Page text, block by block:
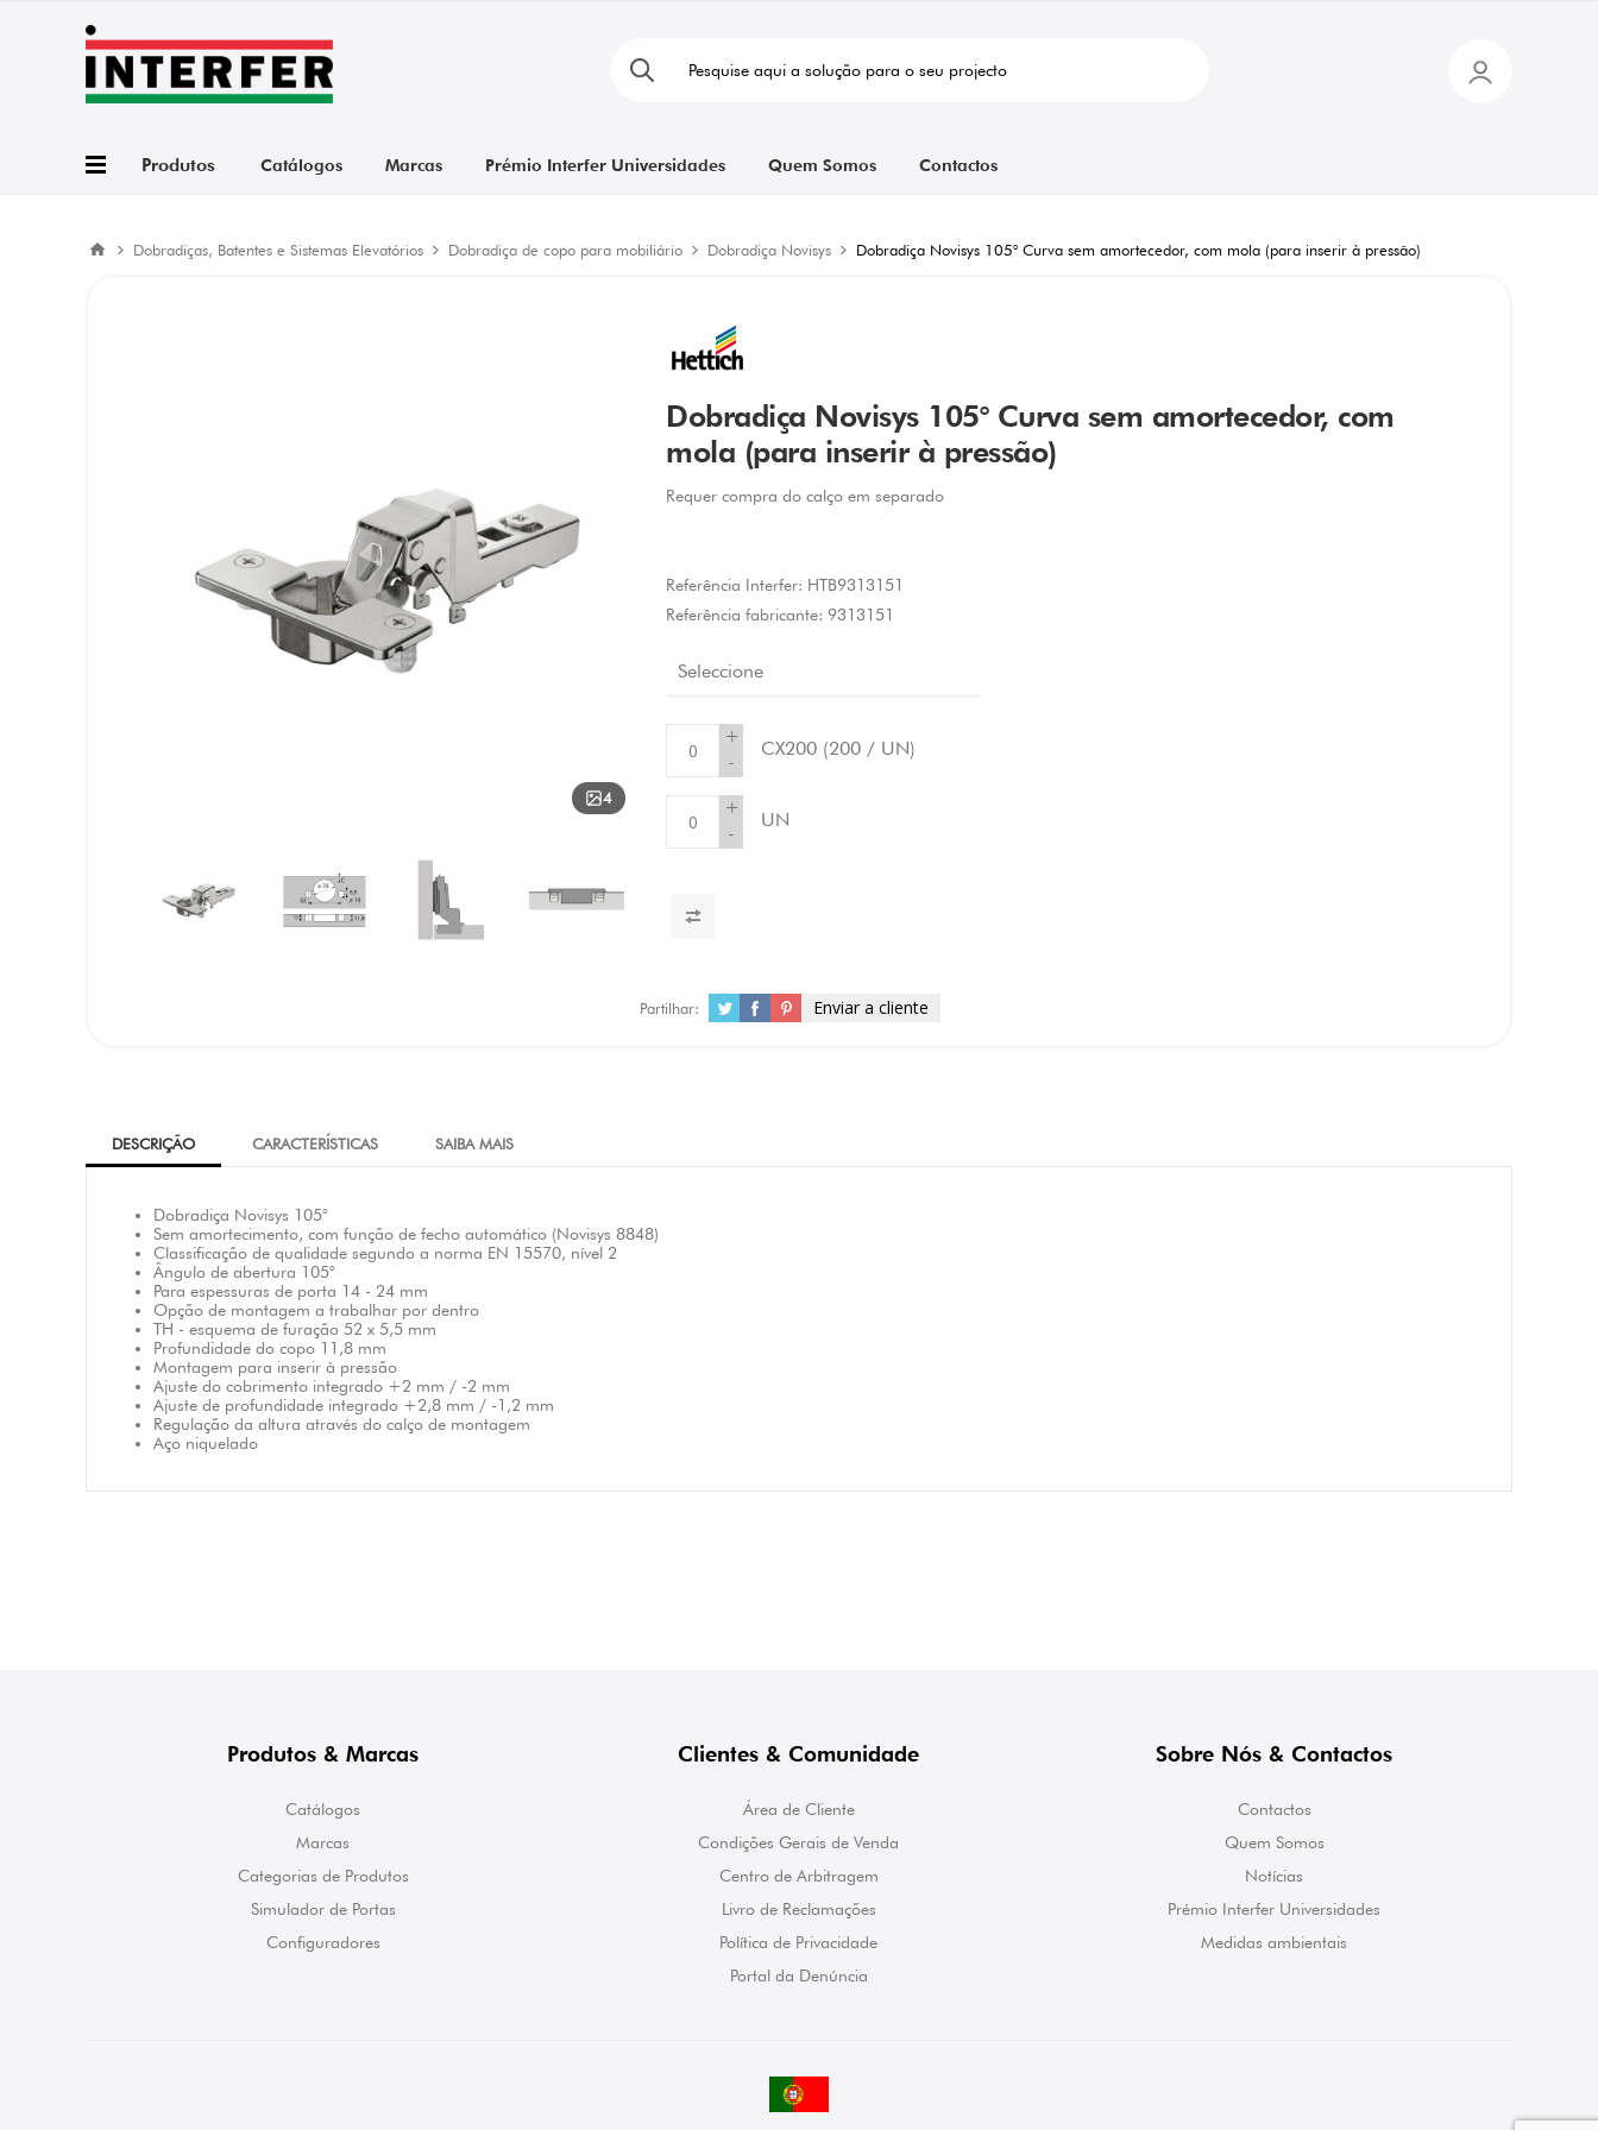
Produtos Catálogos Marcas Prémio Interfer Universidades Quem Somos Contactos
Dobradiças, Batentes e Sistemas Elevatórios Dobradiça de copo para mobiliário Dobradiça Novisys Dobradiça Novisys 105° Curva sem amortecedor, com mola (para inserir à pressão)
4
Dobradiça Novisys 105° Curva sem amortecedor, com
mola (para inserir à pressão)
Requer compra do calço em separado
Referência Interfer: HTB9313151
Referência fabricante: 9313151
Seleccione
+
-
CX200 (200 / UN)
+
-
UN
Partilhar: Enviar a cliente
DESCRIÇÃO CARACTERÍSTICAS SAIBA MAIS
Dobradiça Novisys 105°
Sem amortecimento, com função de fecho automático (Novisys 8848)
Classificação de qualidade segundo a norma EN 15570, nível 2
Ângulo de abertura 105°
Para espessuras de porta 14 - 24 mm
Opção de montagem a trabalhar por dentro
TH - esquema de furação 52 x 5,5 mm
Profundidade do copo 11,8 mm
Montagem para inserir à pressão
Ajuste do cobrimento integrado +2 mm / -2 mm
Ajuste de profundidade integrado +2,8 mm / -1,2 mm
Regulação da altura através do calço de montagem
Aço niquelado
Produtos & Marcas
Catálogos
Marcas
Categorias de Produtos
Simulador de Portas
Configuradores
Clientes & Comunidade
Área de Cliente
Condições Gerais de Venda
Centro de Arbitragem
Livro de Reclamações
Política de Privacidade
Portal da Denúncia
Sobre Nós & Contactos
Contactos
Quem Somos
Notícias
Prémio Interfer Universidades
Medidas ambientais